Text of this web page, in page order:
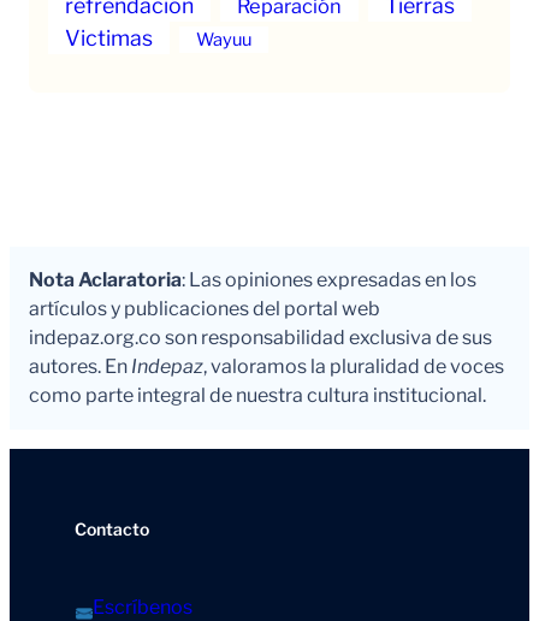
refrendación Reparación
Tierras
Victimas
Wayuu
Nota Aclaratoria: Las opiniones expresadas en los
artículos y publicaciones del portal web
indepaz.org.co son responsabilidad exclusiva de sus
autores. En Indepaz, valoramos la pluralidad de voces
como parte integral de nuestra cultura institucional.
Contacto
Escríbenos